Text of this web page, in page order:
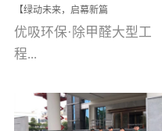
【绿动未来，启幕新篇
章】优吸环保中标深圳安
居乐寓，超大型工装室内
空气治理项目顺利启航，
优吸环保·除甲醛大型工
程...
案例【深圳安居乐寓】室